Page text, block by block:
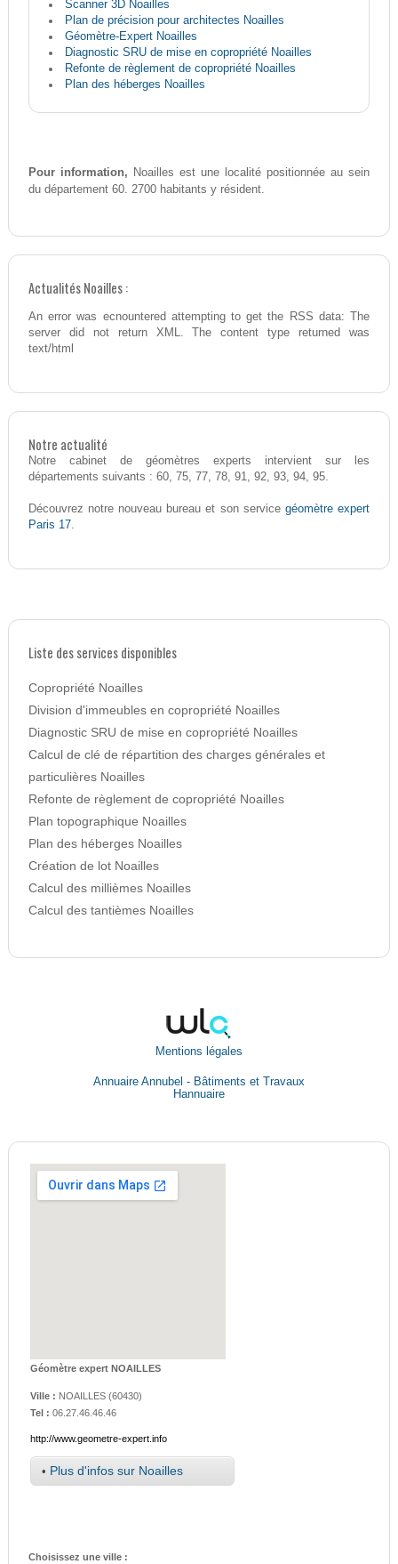
Scanner 3D Noailles
Plan de précision pour architectes Noailles
Géomètre-Expert Noailles
Diagnostic SRU de mise en copropriété Noailles
Refonte de règlement de copropriété Noailles
Plan des héberges Noailles
Pour information, Noailles est une localité positionnée au sein
du département 60. 2700 habitants y résident.
Actualités Noailles :
An error was ecnountered attempting to get the RSS data: The
server did not return XML. The content type returned was
text/html
Notre actualité
Notre cabinet de géomètres experts intervient sur les
départements suivants : 60, 75, 77, 78, 91, 92, 93, 94, 95.
Découvrez notre nouveau bureau et son service géomètre expert
Paris 17.
Liste des services disponibles
Copropriété Noailles
Division d'immeubles en copropriété Noailles
Diagnostic SRU de mise en copropriété Noailles
Calcul de clé de répartition des charges générales et
particulières Noailles
Refonte de règlement de copropriété Noailles
Plan topographique Noailles
Plan des héberges Noailles
Création de lot Noailles
Calcul des millièmes Noailles
Calcul des tantièmes Noailles
Mentions légales
Annuaire Annubel - Bâtiments et Travaux
Hannuaire
Géomètre expert NOAILLES
Ville : NOAILLES(60430)
Tel : 06.27.46.46.46
http://www.geometre-expert.info
• Plus d'infos sur Noailles
Choisissez une ville :